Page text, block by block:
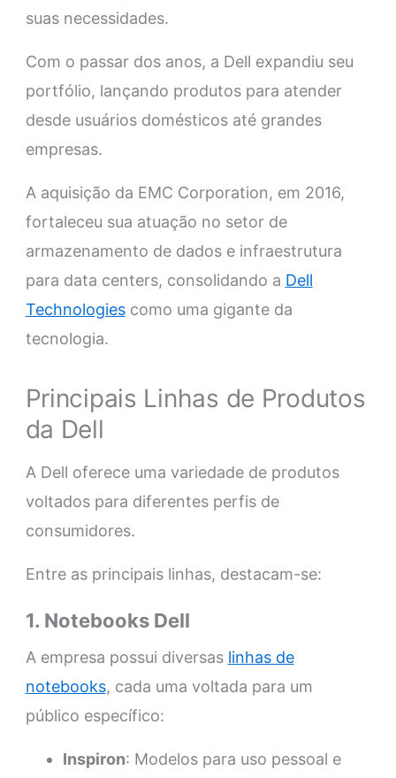
suas necessidades.
Com o passar dos anos, a Dell expandiu seu
portfólio, lançando produtos para atender
desde usuários domésticos até grandes
empresas.
A aquisição da EMC Corporation, em 2016,
fortaleceu sua atuação no setor de
armazenamento de dados e infraestrutura
para data centers, consolidando a Dell
Technologiescomo uma gigante da
tecnologia.
Principais Linhas de Produtos
da Dell
A Dell oferece uma variedade de produtos
voltados para diferentes perfis de
consumidores.
Entre as principais linhas, destacam-se:
1. Notebooks Dell
A empresa possui diversas linhas de
notebooks, cada uma voltada para um
público específico:
Inspiron: Modelos para uso pessoal e